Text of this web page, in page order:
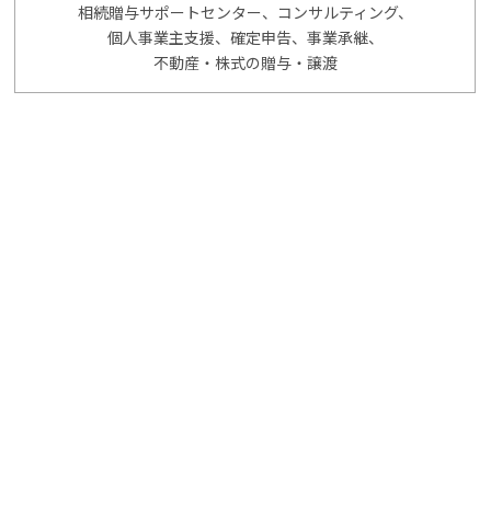
相続贈与サポートセンター、コンサルティング、
個人事業主支援、確定申告、事業承継、
不動産・株式の贈与・譲渡